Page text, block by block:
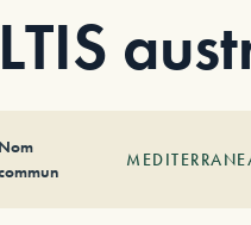
Nom